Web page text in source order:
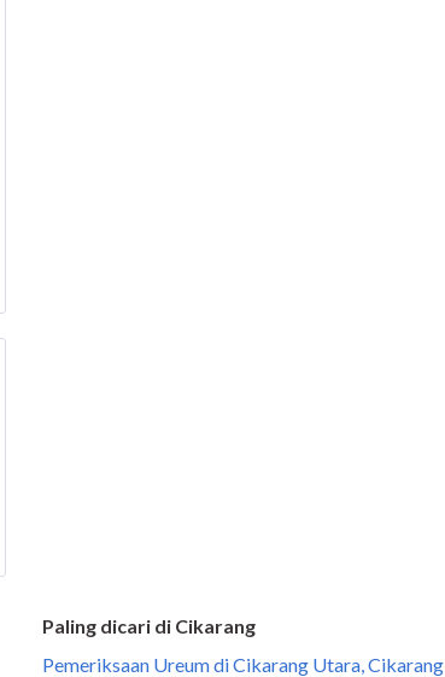
Paling dicari di Cikarang
Pemeriksaan Ureum di Cikarang Utara, Cikarang